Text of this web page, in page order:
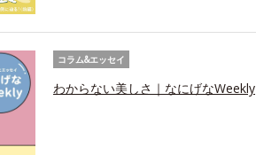
コラム&エッセイ
わからない美しさ｜なにげなWeekly